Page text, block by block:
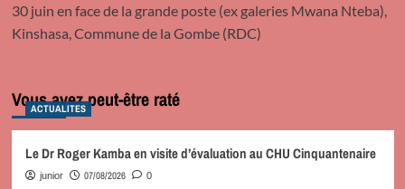
30 juin en face de la grande poste (ex galeries Mwana Nteba),
Kinshasa, Commune de la Gombe (RDC)
Vous avez peut-être raté
ACTUALITES
Le Dr Roger Kamba en visite d’évaluation au CHU Cinquantenaire
junior 07/08/2026 0